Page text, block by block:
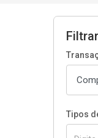
Filtrar
Tipos